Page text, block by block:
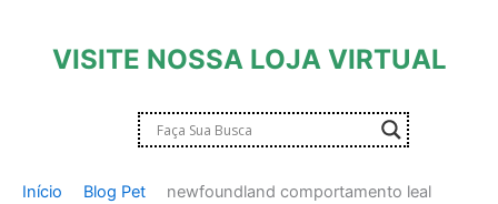
VISITE NOSSA LOJA VIRTUAL
Início Blog Pet newfoundland comportamento leal